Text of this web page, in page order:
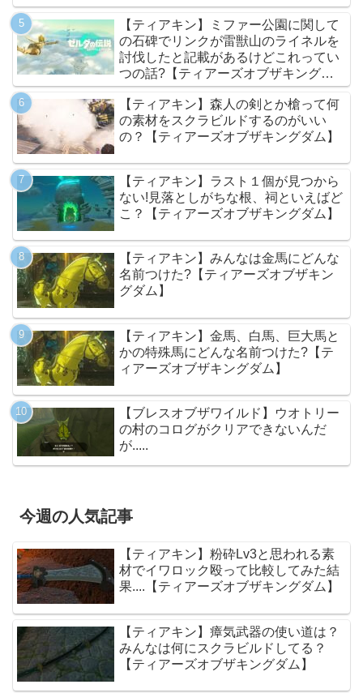
【ティアキン】ミファー公園に関して
の石碑でリンクが雷獣山のライネルを
討伐したと記載があるけどこれってい
つの話?【ティアーズオブザキングダ
ム】
【ティアキン】森人の剣とか槍って何
の素材をスクラビルドするのがいい
の？【ティアーズオブザキングダム】
【ティアキン】ラスト１個が見つから
ない!見落としがちな根、祠といえばど
こ？【ティアーズオブザキングダム】
【ティアキン】みんなは金馬にどんな
名前つけた?【ティアーズオブザキン
グダム】
【ティアキン】金馬、白馬、巨大馬と
かの特殊馬にどんな名前つけた?【テ
ィアーズオブザキングダム】
【ブレスオブザワイルド】ウオトリー
の村のコログがクリアできないんだ
が.....
今週の人気記事
【ティアキン】粉砕Lv3と思われる素
材でイワロック殴って比較してみた結
果....【ティアーズオブザキングダム】
【ティアキン】瘴気武器の使い道は？
みんなは何にスクラビルドしてる？
【ティアーズオブザキングダム】